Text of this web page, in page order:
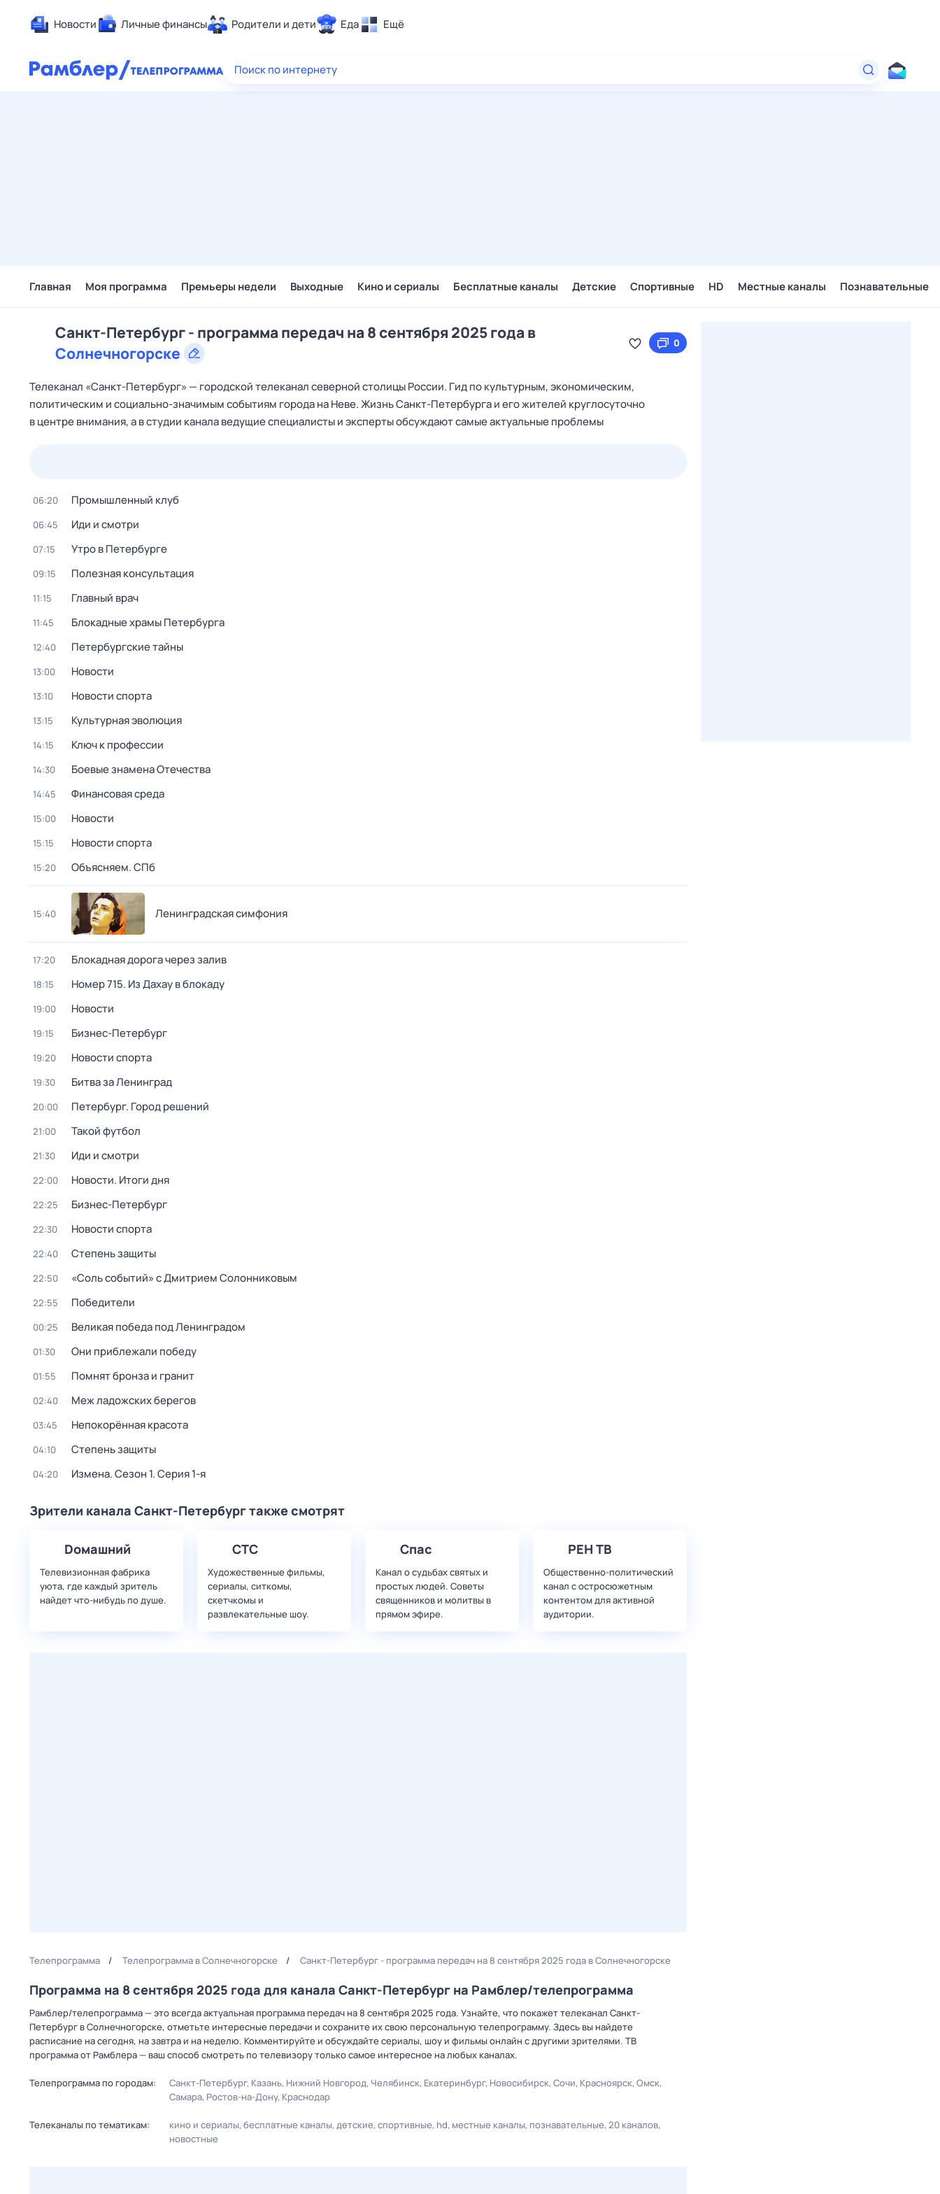
Новости Личные финансы Родители и дети Еда Ещё
Здоровье
Поиск по интернету
Главная Моя программа Премьеры недели Выходные Кино и сериалы Бесплатные каналы Детские Спортивные HD Местные каналы Познавательные
Санкт-Петербург - программа передач на 8 сентября 2025 года в
Солнечногорске
0
Телеканал «Санкт‑Петербург» — городской телеканал северной столицы России. Гид по культурным, экономическим,
политическим и социально‑значимым событиям города на Неве. Жизнь Санкт‑Петербурга и его жителей круглосуточно
в центре внимания, а в студии канала ведущие специалисты и эксперты обсуждают самые актуальные проблемы
06:20 Промышленный клуб
06:45 Иди и смотри
07:15 Утро в Петербурге
09:15 Полезная консультация
11:15 Главный врач
11:45 Блокадные храмы Петербурга
12:40 Петербургские тайны
13:00 Новости
13:10 Новости спорта
13:15 Культурная эволюция
14:15 Ключ к профессии
14:30 Боевые знамена Отечества
14:45 Финансовая среда
15:00 Новости
15:15 Новости спорта
15:20 Объясняем. СПб
15:40 Ленинградская симфония
17:20 Блокадная дорога через залив
18:15 Номер 715. Из Дахау в блокаду
19:00 Новости
19:15 Бизнес-Петербург
19:20 Новости спорта
19:30 Битва за Ленинград
20:00 Петербург. Город решений
21:00 Такой футбол
21:30 Иди и смотри
22:00 Новости. Итоги дня
22:25 Бизнес-Петербург
22:30 Новости спорта
22:40 Степень защиты
22:50 «Соль событий» с Дмитрием Солонниковым
22:55 Победители
00:25 Великая победа под Ленинградом
01:30 Они приблежали победу
01:55 Помнят бронза и гранит
02:40 Меж ладожских берегов
03:45 Непокорённая красота
04:10 Степень защиты
04:20 Измена. Сезон 1. Серия 1-я
Зрители канала Санкт-Петербург также смотрят
Dомашний
Телевизионная фабрика
уюта, где каждый зритель
найдет что‑нибудь по душе.
СТС
Художественные фильмы,
сериалы, ситкомы,
скетчкомы и
развлекательные шоу.
Спас
Канал о судьбах святых и
простых людей. Советы
священников и молитвы в
прямом эфире.
РЕН ТВ
Общественно-политический
канал с остросюжетным
контентом для активной
аудитории.
Телепрограмма Телепрограмма в Солнечногорске Санкт-Петербург - программа передач на 8 сентября 2025 года в Солнечногорске
Программа на 8 сентября 2025 года для канала Санкт-Петербург на Рамблер/телепрограмма
Рамблер/телепрограмма — это всегда актуальная программа передач на 8 сентября 2025 года. Узнайте, что покажет телеканал Санкт-
Петербург в Солнечногорске, отметьте интересные передачи и сохраните их свою персональную телепрограмму. Здесь вы найдете
расписание на сегодня, на завтра и на неделю. Комментируйте и обсуждайте сериалы, шоу и фильмы онлайн с другими зрителями. ТВ
программа от Рамблера — ваш способ смотреть по телевизору только самое интересное на любых каналах.
Телепрограмма по городам: Санкт-Петербург Казань Нижний Новгород Челябинск Екатеринбург Новосибирск Сочи Красноярск Омск
Самара Ростов-на-Дону Краснодар
Телеканалы по тематикам: кино и сериалы бесплатные каналы детские спортивные hd местные каналы познавательные 20 каналов
новостные